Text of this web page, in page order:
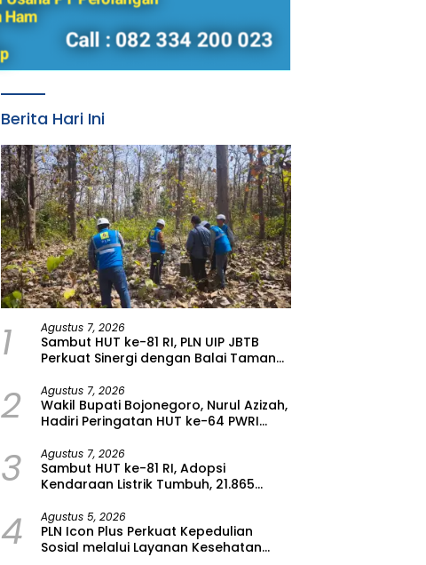
Berita Hari Ini
1 Agustus 7, 2026
Sambut HUT ke-81 RI, PLN UIP JBTB
Perkuat Sinergi dengan Balai Taman
Rencana Proyek SUTET 500 kV Paiton–
Watudodol/Kalipuro
2 Agustus 7, 2026
Wakil Bupati Bojonegoro, Nurul Azizah,
Hadiri Peringatan HUT ke-64 PWRI
3 Agustus 7, 2026
Sambut HUT ke-81 RI, Adopsi
Kendaraan Listrik Tumbuh, 21.865
Charging Services PLN pada Semester
I 2026
4 Agustus 5, 2026
PLN Icon Plus Perkuat Kepedulian
Sosial melalui Layanan Kesehatan